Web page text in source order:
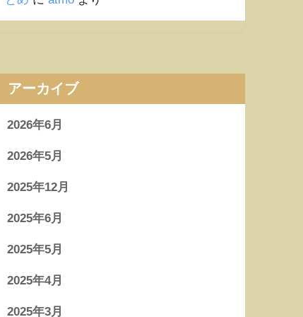
アーカイブ
2026年6月
2026年5月
2025年12月
2025年6月
2025年5月
2025年4月
2025年3月